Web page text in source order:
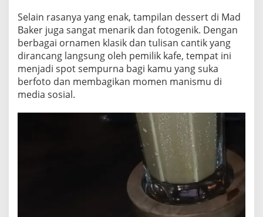
Selain rasanya yang enak, tampilan dessert di Mad
Baker juga sangat menarik dan fotogenik. Dengan
berbagai ornamen klasik dan tulisan cantik yang
dirancang langsung oleh pemilik kafe, tempat ini
menjadi spot sempurna bagi kamu yang suka
berfoto dan membagikan momen manismu di
media sosial.